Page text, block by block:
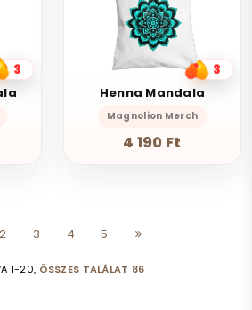
3
3
Henna Mandala
Magnolion Merch
4 190 Ft
1-20, ÖSSZES TALÁLAT 86
2 3 4 5